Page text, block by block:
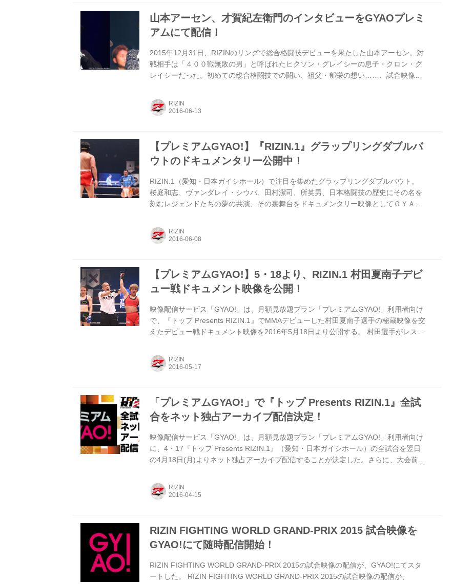
山本アーセン、才賀紀左衛門のインタビューをGYAOプレミ
アムにて配信！
2015年12月31日、RIZINのリングで総合格闘技デビューを果たした山本アーセン。対
戦相手は「４００戦無敗の男」と呼ばれたヒクソン・グレイシーの息子・クロン・グ
レイシーだった。初めての総合格闘技での闘い、祖父・郁栄の想い……、試合映像を
望について語る！ さらに、『RIZIN FIGHTING WORLD GRAND-PRIX 2015 さいたま
3DAYS』に参戦した才賀紀左衛門のインタビューも配信！ 所英男とのあの名勝負を自
RIZIN
【プレミアムGYAO!】『RIZIN.1』グラップリングダブルバ
ウトのドキュメンタリー公開中！
RIZIN.1（愛知・日本ガイシホール）で注目を集めたグラップリングダブルバウト。
桜庭和志、ヴァンダレイ・シウバ、田村潔司、所英男、日本格闘技の歴史にその名を
刻むレジェンドたちの夢の共演、その裏舞台をドキュメンタリー映像としてＧＹＡＯ
が起きていたのか⁉︎ あの試合をレジェンド４人が語る！ ただいま、特設サイトURLに
てグラップリングマッチの裏側～作戦と駆け引き～プロモーション映像映像をGYAO!
RIZIN
【プレミアムGYAO!】5・18より、RIZIN.1 村田夏南子デビ
ュー戦ドキュメント映像を公開！
映像配信サービス「GYAO!」は、月額見放題プラン「プレミアムGYAO!」利用者向け
で、『トップ Presents RIZIN.1』でMMAデビューした村田夏南子選手の秘蔵映像を交
えたデビュー戦ドキュメント映像を2016年5月18日より公開する。 村田選手がレスリ
スリング・吉田沙保里選手のインタビューなどを織り交ぜた映像となる。 今後も引き
続きRIZIN.1の秘蔵映像を公開予定だ！ ただいま、村田夏南子 デビュー戦ドキュメン
RIZIN
「プレミアムGYAO!」で『トップ Presents RIZIN.1』全試
合をネット独占アーカイブ配信決定！
映像配信サービス「GYAO!」は、月額見放題プラン「プレミアムGYAO!」利用者向け
に、4・17『トップ Presents RIZIN.1』（愛知・日本ガイシホール）の全試合を翌日
の4月18日(月)よりネット独占アーカイブ配信することが決定した。さらに、大会前日
信！ 前日のイベントは無料で視聴することができる。「プレミアムGYAO!」で、熱狂
の舞台をフルHDの高画質で楽しもう！ 【放送概要】 ＜特設サイトURL＞ ＜全試合独
RIZIN
RIZIN FIGHTING WORLD GRAND-PRIX 2015 試合映像を
GYAO!にて随時配信開始！
RIZIN FIGHTING WORLD GRAND-PRIX 2015の試合映像の配信が、GYAO!にてスタ
ートした。 RIZIN FIGHTING WORLD GRAND-PRIX 2015の試合映像の配信が、